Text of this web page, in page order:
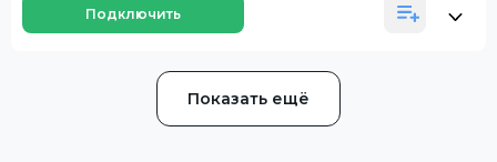
Подключить
Показать ещё